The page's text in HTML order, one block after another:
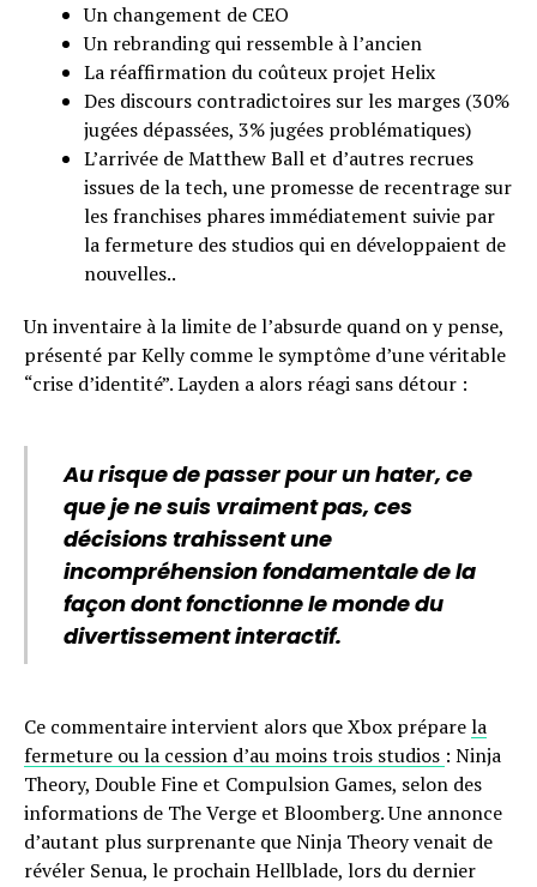
Un changement de CEO
Un rebranding qui ressemble à l’ancien
La réaffirmation du coûteux projet Helix
Des discours contradictoires sur les marges (30%
jugées dépassées, 3% jugées problématiques)
L’arrivée de Matthew Ball et d’autres recrues
issues de la tech, une promesse de recentrage sur
les franchises phares immédiatement suivie par
la fermeture des studios qui en développaient de
nouvelles..
Un inventaire à la limite de l’absurde quand on y pense,
présenté par Kelly comme le symptôme d’une véritable
“crise d’identité”. Layden a alors réagi sans détour :
Au risque de passer pour un hater, ce
que je ne suis vraiment pas, ces
décisions trahissent une
incompréhension fondamentale de la
façon dont fonctionne le monde du
divertissement interactif.
Ce commentaire intervient alors que Xbox préparela
fermeture ou la cession d’au moins trois studios : Ninja
Theory, Double Fine et Compulsion Games, selon des
informations de The Verge et Bloomberg. Une annonce
d’autant plus surprenante que Ninja Theory venait de
révéler Senua, le prochain Hellblade, lors du dernier